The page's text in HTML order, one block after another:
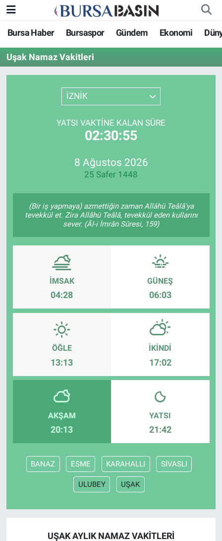
Bursa Haber Bursaspor Gündem Ekonomi
Uşak Namaz Vakitleri
İZNİK
YATSI VAKTINE KALAN SÜRE
02:30:55
8 Ağustos 2026
25 Safer 1448
(Bir iş yapmaya) azmettiğin zaman Allâhü Teâlâ'ya
tevekkül et. Zira Allâhü Teâlâ, tevekkül eden kullarını
sever. (Âl-i İmrân Sûresi, 159)
İMSAK
04:28
GÜNEŞ
06:03
ÖĞLE
13:13
İKINDI
17:02
AKŞAM
20:13
YATSI
21:42
BANAZ ESME KARAHALLI SİVASLI
ULUBEY UŞAK
UŞAK AYLIK NAMAZ VAKITLERI
Bursa Haber
Genel
KÜLTÜR-SANAT
Gündem
Eğitim
Ekonomi
Teknoloji
Magazin
Siyaset
Yaşam
Spor
Nöbetçi Eczaneler
Bursa Nöbetçi Eczaneler
Bursa Hava Durumu
Bursa Namaz Vakitleri
Süper Lig Puan Durumu ve Fikstür
Tüm Manşetler
Haber Arşivi